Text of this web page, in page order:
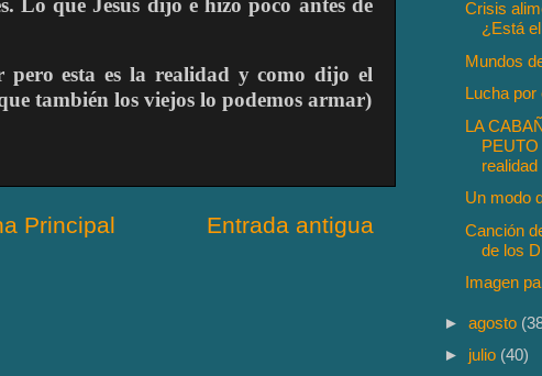
Lo que Jesús dijo e hizo poco antes de
pero esta es la realidad y como dijo el
también los viejos lo podemos armar)
Entrada antigua
Principal
Crisis
¿Está
Mundos
Lucha por
LA
realidad
Un modo
Canción
de los
Imagen
►agosto
► julio (40)